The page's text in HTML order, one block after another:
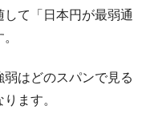
やっても、何回やっ
動供給装甲車両･珍
して「日本円が最弱通
はどのスパンで見る
ます。